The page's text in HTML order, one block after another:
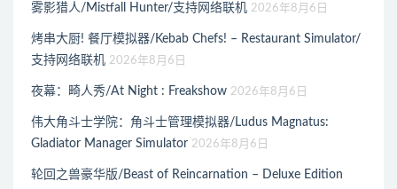
雾影猎人/Mistfall Hunter/支持网络联机 2026年8月6日
烤串大厨! 餐厅模拟器/Kebab Chefs! – Restaurant Simulator/
支持网络联机 2026年8月6日
夜幕：畸人秀/At Night : Freakshow 2026年8月6日
伟大角斗士学院：角斗士管理模拟器/Ludus Magnatus:
Gladiator Manager Simulator 2026年8月6日
轮回之兽豪华版/Beast of Reincarnation – Deluxe Edition